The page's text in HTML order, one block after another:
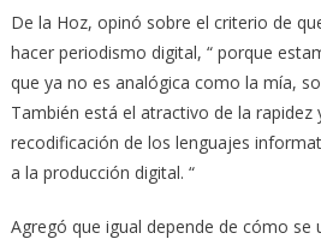
De la Hoz, opinó sobre el criterio de
hacer periodismo digital, “ porque
que ya no es analógica como la mía,
También está el atractivo de la rapidez
recodificación de los lenguajes
a la producción digital. “
Agregó que igual depende de cómo se